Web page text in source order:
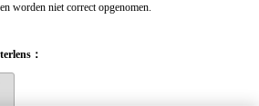
worden niet correct opgenomen.
：